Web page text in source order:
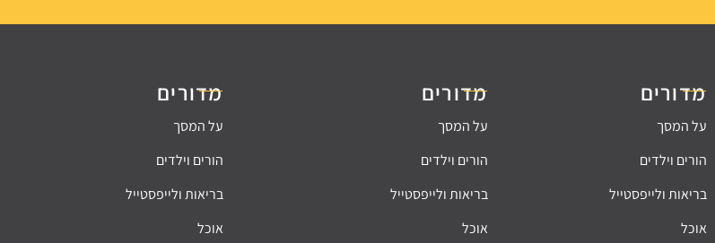
מדורים
על המסך
הורים וילדים
בריאות ולייפסטייל
אוכל
מדורים
על המסך
הורים וילדים
בריאות ולייפסטייל
אוכל
מדורים
על המסך
הורים וילדים
בריאות ולייפסטייל
אוכל